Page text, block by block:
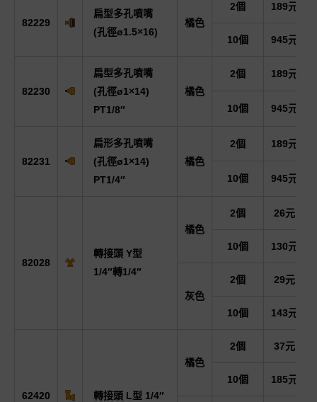
82229
扁型多孔噴嘴
(孔徑ø1.5×16)
橘色
2個 189元
10個 945元
82230
扁型多孔噴嘴
(孔徑ø1×14)
PT1/8″
橘色
2個 189元
10個 945元
82231
扁形多孔噴嘴
(孔徑ø1×14)
PT1/4″
橘色
2個 189元
10個 945元
82028
轉接頭 Y型
1/4″轉1/4″
橘色
2個 26元
10個 130元
灰色
2個 29元
10個 143元
62420 轉接頭 L型 1/4″
橘色
2個 37元
10個 185元